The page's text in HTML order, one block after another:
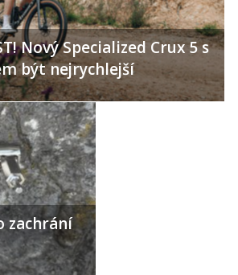
Nový Specialized Crux 5 s
být nejrychlejší
zachrání